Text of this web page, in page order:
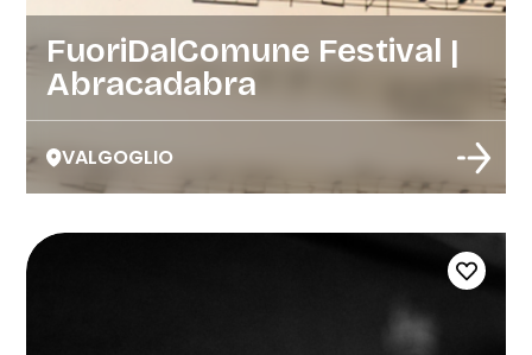
FuoriDalComune Festival |
Abracadabra
VALGOGLIO